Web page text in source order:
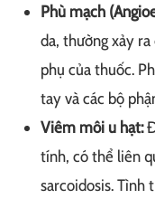
Phù mạch
da, thường xảy
phụ của thuốc.
tay và các bộ
Viêm môi u hạt:
tính, có thể liên
sarcoidosis. Tình